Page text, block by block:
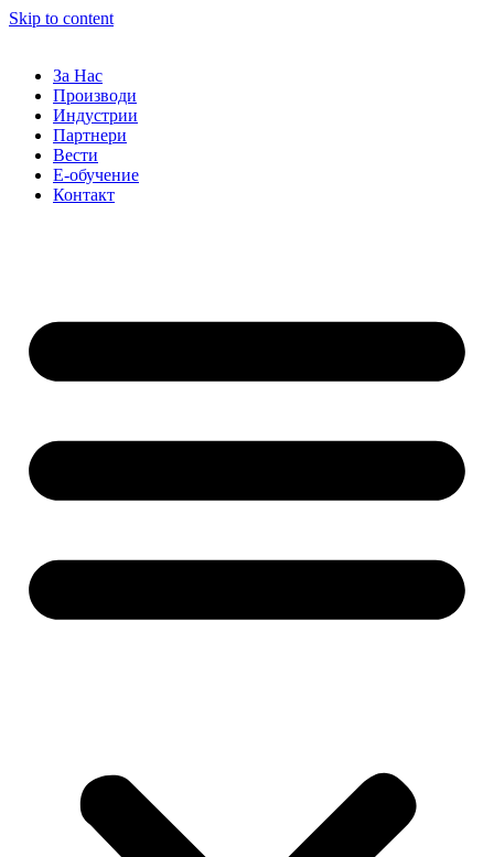
Skip to content
За Нас
Производи
Индустрии
Партнери
Вести
Е-обучение
Контакт